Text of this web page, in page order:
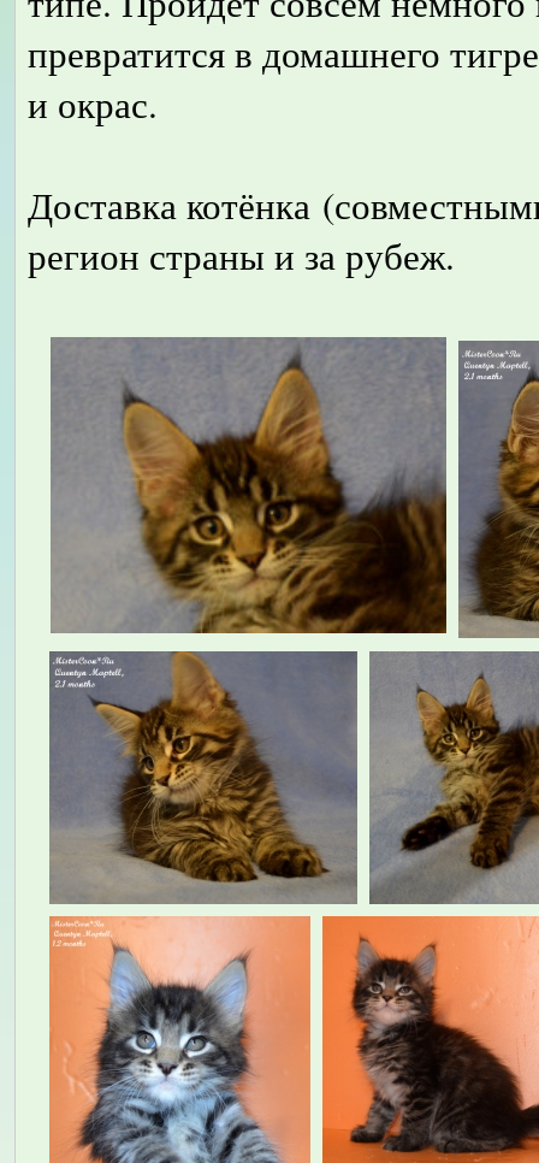
превратится в домашнего
и окрас.
Доставка котёнка
регион страны и за рубеж.